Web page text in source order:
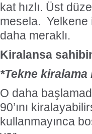
kat hızlı. Üst
mesela. Yelkene
daha meraklı.
Kiralansa
*Tekne
O daha
90’ını
kullanmayınca